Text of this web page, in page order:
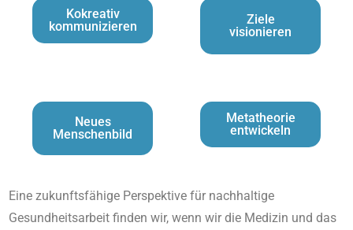
Kokreativ
kommunizieren
Ziele
visionieren
Neues
Menschenbild
Metatheorie
entwickeln
Eine zukunftsfähige Perspektive für nachhaltige
Gesundheitsarbeit finden wir, wenn wir die Medizin und das